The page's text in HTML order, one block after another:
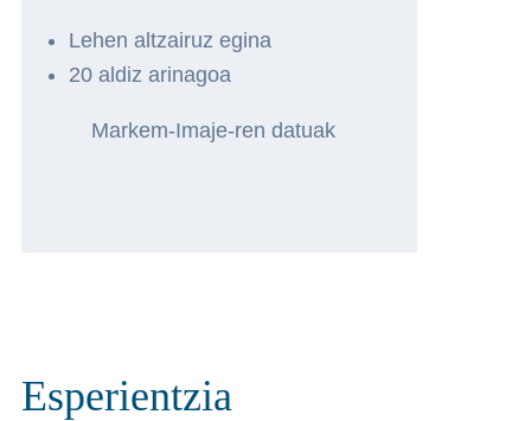
Lehen altzairuz egina
20 aldiz arinagoa
Markem-Imaje-ren datuak
Esperientzia